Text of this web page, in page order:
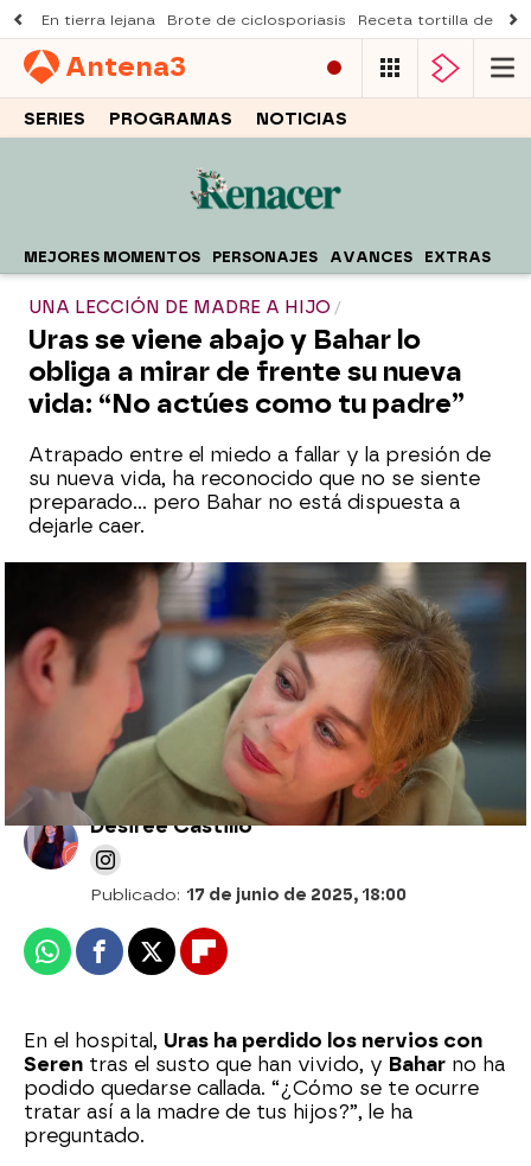
En tierra lejana Brote de ciclosporiasis Receta tortilla de
Antena3
SERIES PROGRAMAS NOTICIAS
MEJORES MOMENTOS PERSONAJES AVANCES EXTRAS
UNA LECCIÓN DE MADRE A HIJO
Uras se viene abajo y Bahar lo
obliga a mirar de frente su nueva
vida: “No actúes como tu padre”
Atrapado entre el miedo a fallar y la presión de
su nueva vida, ha reconocido que no se siente
preparado… pero Bahar no está dispuesta a
dejarle caer.
Seren se enfrenta a un ladrón en casa y
acaba hospitalizada: ¡el susto más grande
de su vida!
Desirée Castillo
Publicado: 17 de junio de 2025, 18:00
WhatsappFacebook
X Flipboard
En el hospital, Uras ha perdido los nervios con
Seren tras el susto que han vivido, y Bahar no ha
podido quedarse callada. “¿Cómo se te ocurre
tratar así a la madre de tus hijos?”, le ha
preguntado.